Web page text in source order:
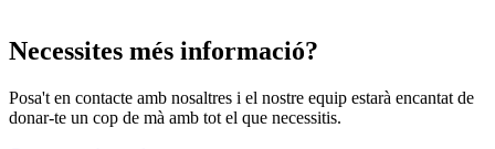
Necessites més informació?
Posa't en contacte amb nosaltres i el nostre equip estarà encantat de
donar-te un cop de mà amb tot el que necessitis.